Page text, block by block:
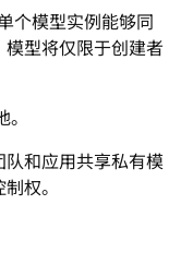
个模型实例能够同
型将仅限于创建者
和应用共享私有模
权。